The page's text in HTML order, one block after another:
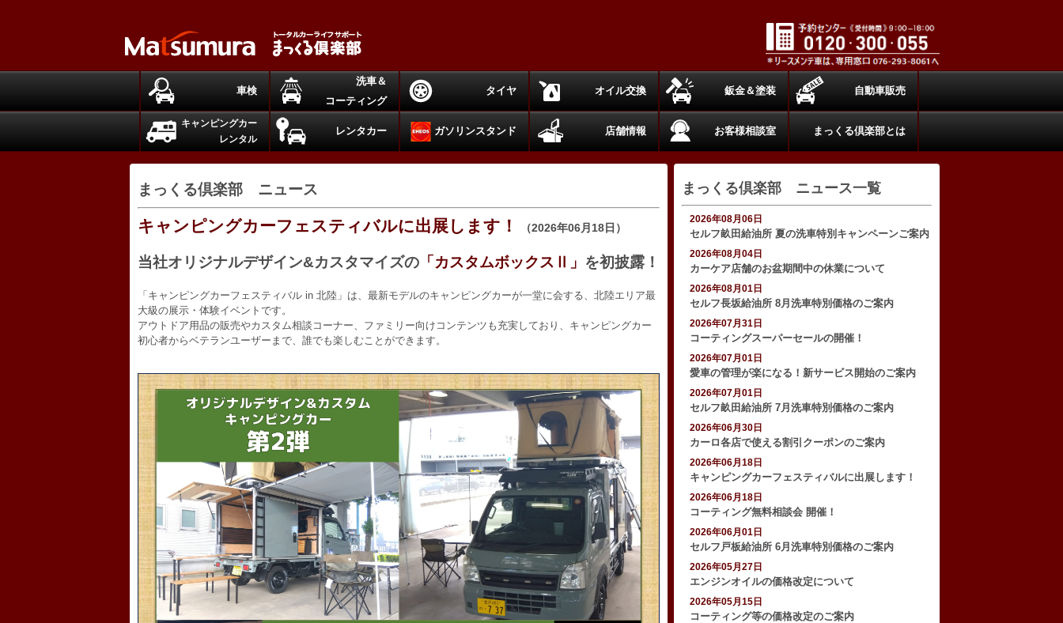
車検
洗車＆
コーティング
タイヤ オイル交換 鈑金＆塗装 自動車販売
キャンピングカー
レンタル
レンタカー ガソリンスタンド 店舗情報 お客様相談室 まっくる倶楽部とは
まっくる倶楽部 ニュース
キャンピングカーフェスティバルに出展します！ （2026年06月18日）
当社オリジナルデザイン&カスタマイズの 「カスタムボックスⅡ」 を初披露！
「キャンピングカーフェスティバル in 北陸」は、最新モデルのキャンピングカーが一堂に会する、北陸エリア最
大級の展示・体験イベントです。
アウトドア用品の販売やカスタム相談コーナー、ファミリー向けコンテンツも充実しており、キャンピングカー
初心者からベテランユーザーまで、誰でも楽しむことができます。
まっくる倶楽部 ニュース一覧
2026年08月06日
セルフ畝田給油所 夏の洗車特別キャンペーンご案内
2026年08月04日
カーケア店舗のお盆期間中の休業について
2026年08月01日
セルフ長坂給油所 8月洗車特別価格のご案内
2026年07月31日
コーティングスーパーセールの開催！
2026年07月01日
愛車の管理が楽になる！新サービス開始のご案内
2026年07月01日
セルフ畝田給油所 7月洗車特別価格のご案内
2026年06月30日
カーロ各店で使える割引クーポンのご案内
2026年06月18日
キャンピングカーフェスティバルに出展します！
2026年06月18日
コーティング無料相談会 開催！
2026年06月01日
セルフ戸板給油所 6月洗車特別価格のご案内
2026年05月27日
エンジンオイルの価格改定について
2026年05月15日
コーティング等の価格改定のご案内